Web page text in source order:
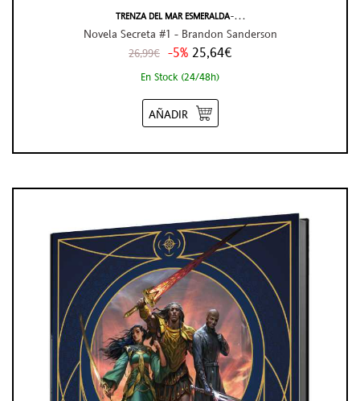
TRENZA DEL MAR ESMERALDA ̵ . . .
Novela Secreta #1 - Brandon Sanderson
26,99€ -5% 25,64€
En Stock (24/48h)
AÑADIR